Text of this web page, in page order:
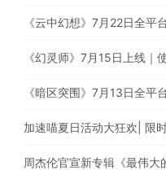
《云中幻想》7月22日全平
加速喵夏日活动大狂欢| 限